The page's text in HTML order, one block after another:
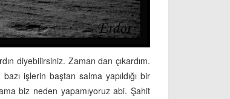
diyebilirsiniz. Zaman dan çıkardım.
işlerin baştan salma yapıldığı bir
biz neden yapamıyoruz abi. Şahit